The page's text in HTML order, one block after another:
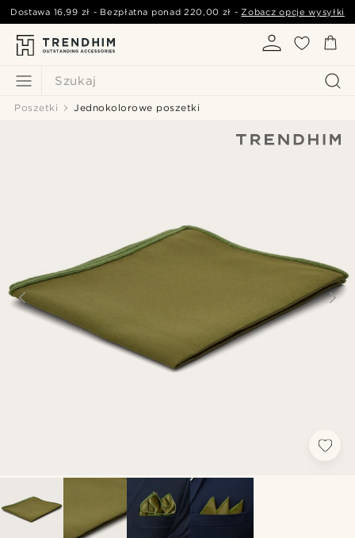
Szukaj
Dostawa 16,99 zł - Bezpłatna ponad220,00 zł -Zobacz opcje wysyłki
Poszetki Jednokolorowe poszetki